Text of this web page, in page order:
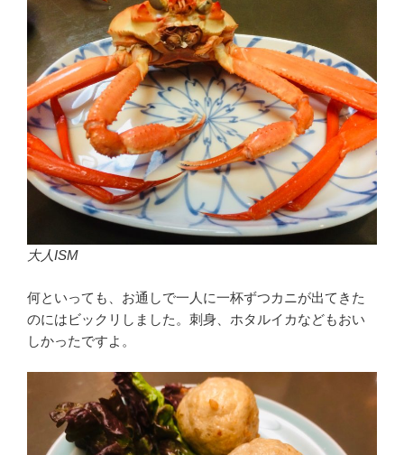
大人ISM
何といっても、お通しで一人に一杯ずつカニが出てきた
のにはビックリしました。刺身、ホタルイカなどもおい
しかったですよ。